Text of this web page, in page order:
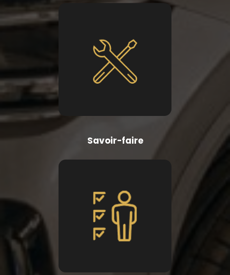
Savoir-faire